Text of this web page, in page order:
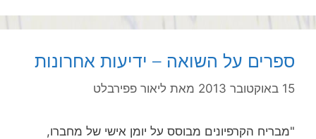
ספרים על השואה – ידיעות אחרונות
15 באוקטובר 2013 מאת ליאור פפירבלט
"מבריח הקרפיונים מבוסס על יומן אישי של מחברו,